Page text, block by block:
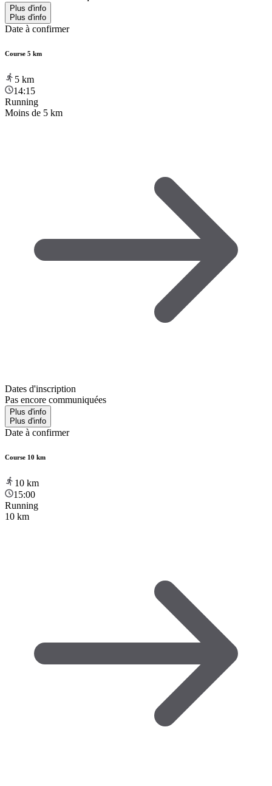
Plus d'info
Plus d'info
Date à confirmer
Course 5 km
5 km
14:15
Running
Moins de 5 km
Dates d'inscription
Pas encore communiquées
Plus d'info
Plus d'info
Date à confirmer
Course 10 km
10 km
15:00
Running
10 km